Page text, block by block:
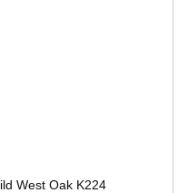
West Oak K224